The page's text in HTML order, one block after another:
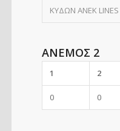
ΚΥΔΩΝ ANEK LINES
ΑΝΕΜΟΣ 2
1 2
0 0